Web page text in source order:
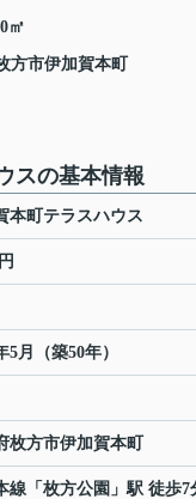
㎡
方市伊加賀本町
スの基本情報
本町テラスハウス
5月（築50年）
枚方市伊加賀本町
線 「 枚方公園 」駅 徒歩7